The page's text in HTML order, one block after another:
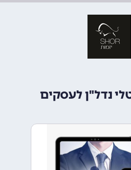
נדל"ן לעסקים